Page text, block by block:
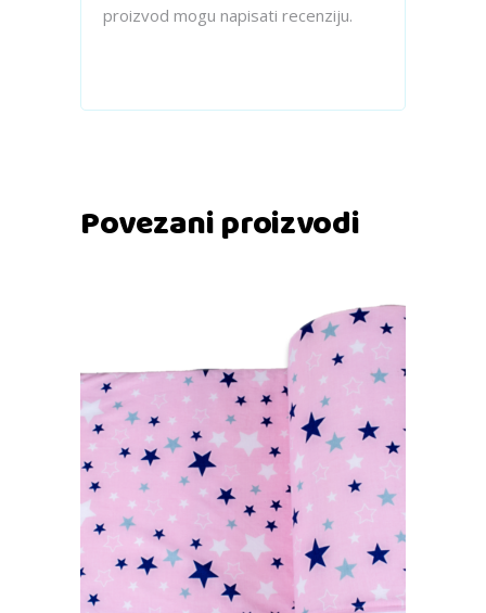
proizvod mogu napisati recenziju.
Povezani proizvodi
Dodaj u košaricu